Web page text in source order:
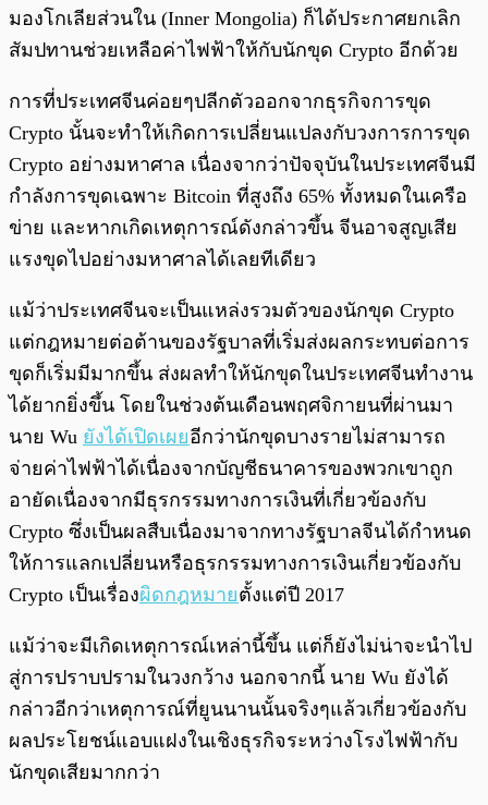
มองโกเลียส่วนใน (Inner Mongolia) ก็ได้ประกาศยกเลิก
สัมปทานช่วยเหลือค่าไฟฟ้าให้กับนักขุด Crypto อีกด้วย
การที่ประเทศจีนค่อยๆปลีกตัวออกจากธุรกิจการขุด
Crypto นั้นจะทำให้เกิดการเปลี่ยนแปลงกับวงการการขุด
Crypto อย่างมหาศาล เนื่องจากว่าปัจจุบันในประเทศจีนมี
กำลังการขุดเฉพาะ Bitcoin ที่สูงถึง 65% ทั้งหมดในเครือ
ข่าย และหากเกิดเหตุการณ์ดังกล่าวขึ้น จีนอาจสูญเสีย
แรงขุดไปอย่างมหาศาลได้เลยทีเดียว
แม้ว่าประเทศจีนจะเป็นแหล่งรวมตัวของนักขุด Crypto
แต่กฎหมายต่อต้านของรัฐบาลที่เริ่มส่งผลกระทบต่อการ
ขุดก็เริ่มมีมากขึ้น ส่งผลทำให้นักขุดในประเทศจีนทำงาน
ได้ยากยิ่งขึ้น โดยในช่วงต้นเดือนพฤศจิกายนที่ผ่านมา
นาย Wu ยังได้เปิดเผยอีกว่านักขุดบางรายไม่สามารถ
จ่ายค่าไฟฟ้าได้เนื่องจากบัญชีธนาคารของพวกเขาถูก
อายัดเนื่องจากมีธุรกรรมทางการเงินที่เกี่ยวข้องกับ
Crypto ซึ่งเป็นผลสืบเนื่องมาจากทางรัฐบาลจีนได้กำหนด
ให้การแลกเปลี่ยนหรือธุรกรรมทางการเงินเกี่ยวข้องกับ
Crypto เป็นเรื่องผิดกฎหมายตั้งแต่ปี 2017
แม้ว่าจะมีเกิดเหตุการณ์เหล่านี้ขึ้น แต่ก็ยังไม่น่าจะนำไป
สู่การปราบปรามในวงกว้าง นอกจากนี้ นาย Wu ยังได้
กล่าวอีกว่าเหตุการณ์ที่ยูนนานนั้นจริงๆแล้วเกี่ยวข้องกับ
ผลประโยชน์แอบแฝงในเชิงธุรกิจระหว่างโรงไฟฟ้ากับ
นักขุดเสียมากกว่า